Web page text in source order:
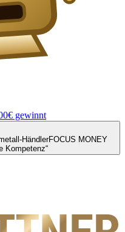
gewinnt
HändlerFOCUS MONEY
Kompetenz“